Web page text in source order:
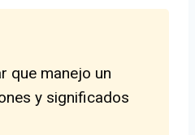
que manejo un
y significados